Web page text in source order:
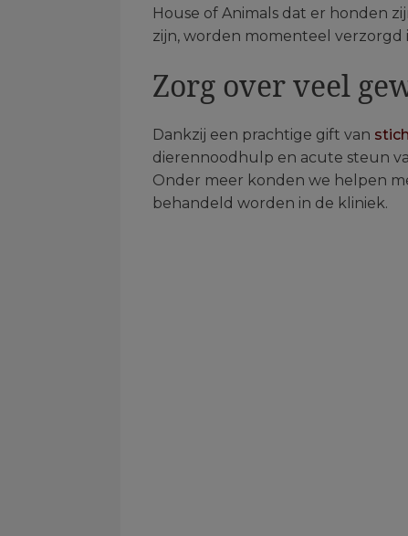
House of Animals dat er honden
zijn, worden momenteel verzorgd
Zorg over veel
Dankzij een prachtige gift van
dierennoodhulp en acute steun
Onder meer konden we helpen
behandeld worden in de kliniek.